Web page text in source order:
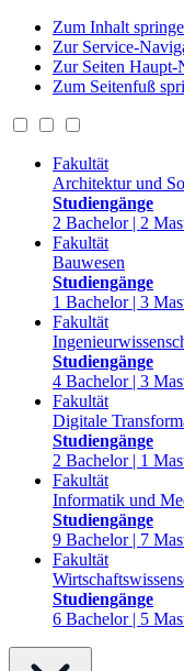
Zum Inhalt
Zur Service-
Zur Seiten Haupt-
Zum Seitenfuß
Fakultät
Architektur und
Studiengänge
2 Bachelor | 2
Fakultät
Bauwesen
Studiengänge
1 Bachelor | 3
Fakultät
Studiengänge
4 Bachelor | 3
Fakultät
Digitale
Studiengänge
2 Bachelor | 1
Fakultät
Informatik und
Studiengänge
9 Bachelor | 7
Fakultät
Studiengänge
6 Bachelor | 5